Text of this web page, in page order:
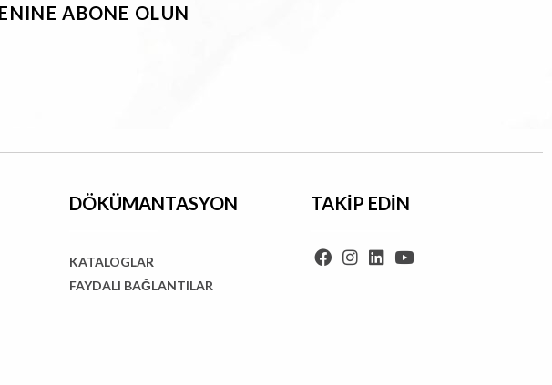
ABONE OLUN
DÖKÜMANTASYON
KATALOGLAR
FAYDALI BAĞLANTILAR
TAKİP EDİN